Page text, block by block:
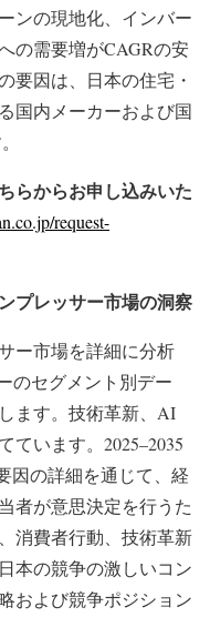
ンの現地化、インバー
の需要増がCAGRの安
要因は、日本の住宅・
国内メーカーおよび国
らからお申し込みいた
request-
プレッサー市場の洞察
ー市場を詳細に分析
のセグメント別デー
ます。技術革新、AI
ています。2025–2035
因の詳細を通じて、経
者が意思決定を行うた
消費者行動、技術革新
本の競争の激しいコン
および競争ポジション